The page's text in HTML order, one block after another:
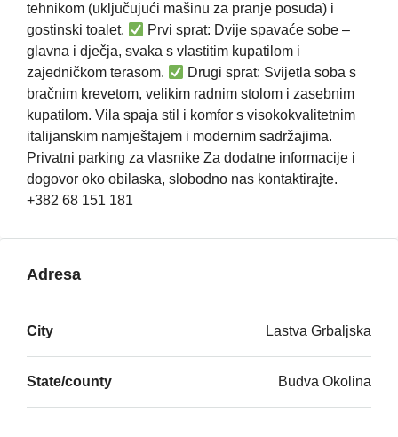
tehnikom (uključujući mašinu za pranje posuđa) i
gostinski toalet.
Prvi sprat: Dvije spavaće sobe –
glavna i dječja, svaka s vlastitim kupatilom i
zajedničkom terasom.
Drugi sprat: Svijetla soba s
bračnim krevetom, velikim radnim stolom i zasebnim
kupatilom. Vila spaja stil i komfor s visokokvalitetnim
italijanskim namještajem i modernim sadržajima.
Privatni parking za vlasnike Za dodatne informacije i
dogovor oko obilaska, slobodno nas kontaktirajte.
+382 68 151 181
Adresa
City Lastva Grbaljska
State/county Budva Okolina